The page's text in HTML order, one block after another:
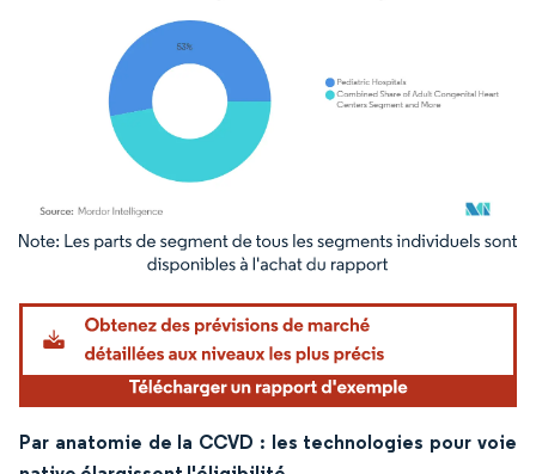
Image © Mordor Intelligence. La réutilisation nécessite une attribution sous CC BY
Par anatomie de la CCVD : les technologies pour voie